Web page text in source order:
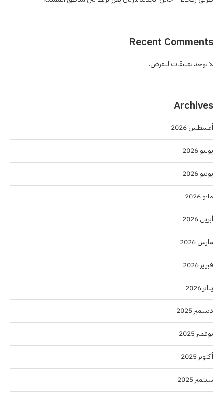
Recent Comments
لا توجد تعليقات للعرض.
Archives
أغسطس 2026
يوليو 2026
يونيو 2026
مايو 2026
أبريل 2026
مارس 2026
فبراير 2026
يناير 2026
ديسمبر 2025
نوفمبر 2025
أكتوبر 2025
سبتمبر 2025